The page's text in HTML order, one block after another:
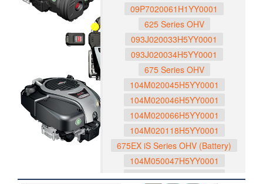
09P7020061H1YY0001
625 Series OHV
093J020033H5YY0001
093J020034H5YY0001
675 Series OHV
104M020045H5YY0001
104M020046H5YY0001
104M020066H5YY0001
104M020118H5YY0001
675EX iS Series OHV (Battery)
104M050047H5YY0001
104M050048H5YY0001